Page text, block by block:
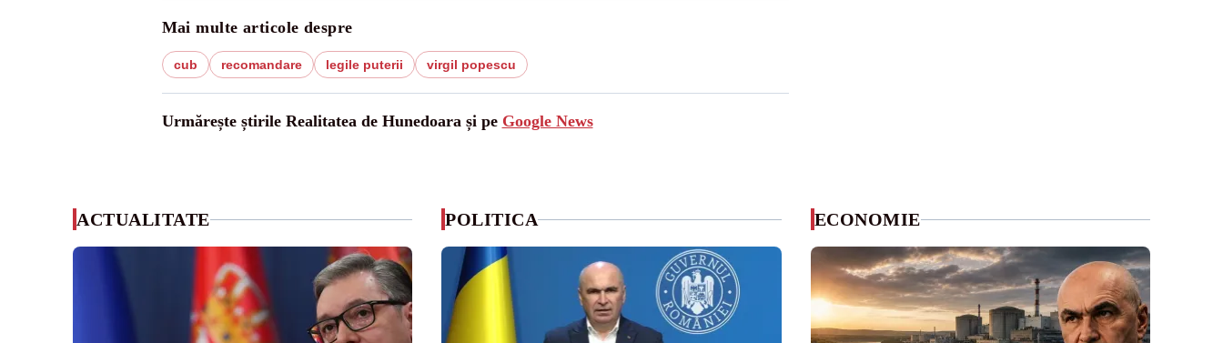
Mai multe articole despre
cub recomandare legile puterii virgil popescu
Urmărește știrile Realitatea de Hunedoara și pe Google News
ACTUALITATE POLITICA ECONOMIE